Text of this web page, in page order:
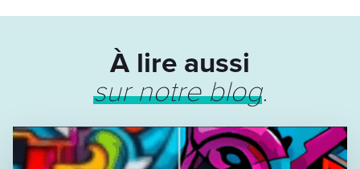
À lire aussi
sur notre blog.